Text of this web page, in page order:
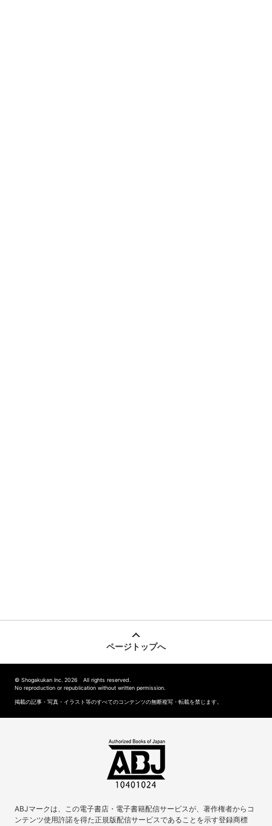
ページトップへ
© Shogakukan Inc. 2026 All rights reserved.
No reproduction or republication without written permission.
掲載の記事・写真・イラスト等のすべてのコンテンツの無断複写・転載を禁じます。
ABJマークは、この電子書店・電子書籍配信サービスが、著作権者からコ
ンテンツ使用許諾を得た正規版配信サービスであることを示す登録商標